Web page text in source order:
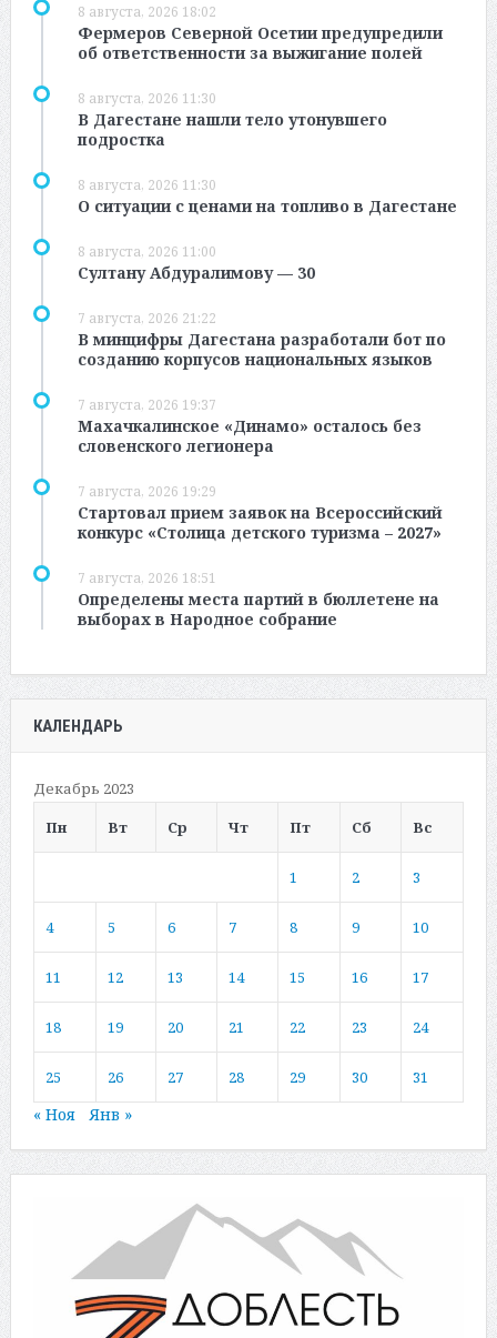
8 августа, 2026 18:02
Фермеров Северной Осетии предупредили
об ответственности за выжигание полей
8 августа, 2026 11:30
В Дагестане нашли тело утонувшего
подростка
8 августа, 2026 11:30
О ситуации с ценами на топливо в Дагестане
8 августа, 2026 11:00
Султану Абдуралимову — 30
7 августа, 2026 21:22
В минцифры Дагестана разработали бот по
созданию корпусов национальных языков
7 августа, 2026 19:37
Махачкалинское «Динамо» осталось без
словенского легионера
7 августа, 2026 19:29
Стартовал прием заявок на Всероссийский
конкурс «Столица детского туризма – 2027»
7 августа, 2026 18:51
Определены места партий в бюллетене на
выборах в Народное собрание
КАЛЕНДАРЬ
Декабрь 2023
Пн
Вт Ср Чт Пт Сб Вс
1 2 3
4 5 6 7 8 9 10
11 12 13 14 15 16 17
18 19 20 21 22 23 24
25 26 27 28 29 30 31
« Ноя Янв »